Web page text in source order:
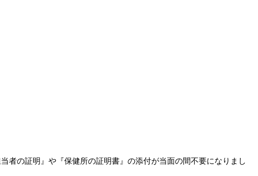
者の証明』や『保健所の証明書』の添付が当面の間不要になりまし